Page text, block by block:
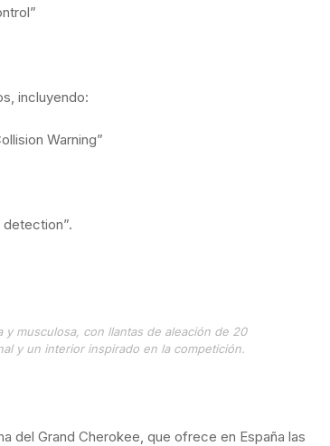
incluyendo:
Warning”
musculosa, con llantas de aleación de 20
y un interior inspirado en la competición.
del Grand Cherokee, que ofrece en España las